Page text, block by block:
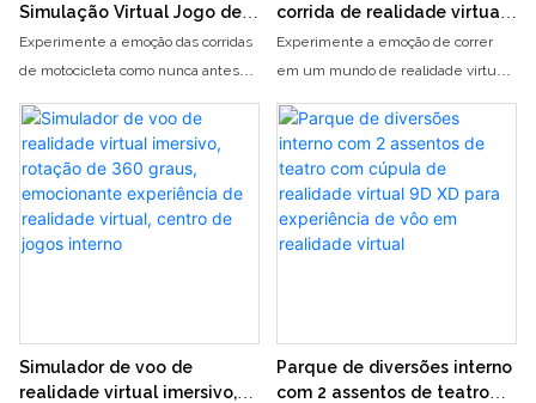
Simulação Virtual Jogo de
Corrida de Motocicleta
Móvel Jogo de Realidade
Experimente a emoção das corridas
de motocicleta como nunca antes
Simulation Racing Game Mobile
Motorcycle Virtual Reality Game
Arcade. Mergulhe em gráficos
realistas e jogabilidade intensa
enquanto percorre várias pistas e
corrida de realidade virtual
9D VR de venda quente,
simulador de VR de console
carro
Experimente a emoção de correr
em um mundo de realidade virtual
grande sucesso. Entre no banco do
motorista e mergulhe em
emocionantes jogos de condução de
carros como nunca antes
Simulador de voo de
realidade virtual imersivo,
Parque de diversões interno
com 2 assentos de teatro